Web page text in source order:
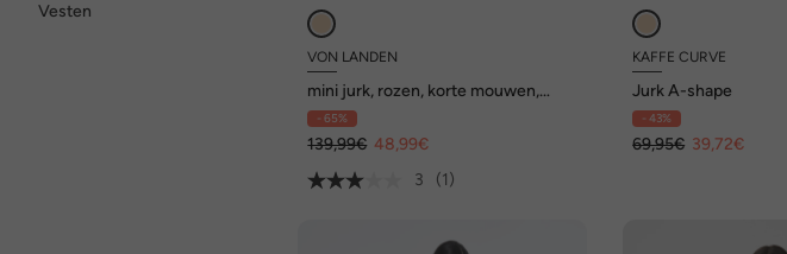
Vesten
VON LANDEN
mini jurk, rozen, korte mouwen,
schoudervrij, volantzoom
- 65%
139,99€ 48,99€
3
(1)
KAFFE CURVE
Jurk A-shape
- 43%
69,95€ 39,72€